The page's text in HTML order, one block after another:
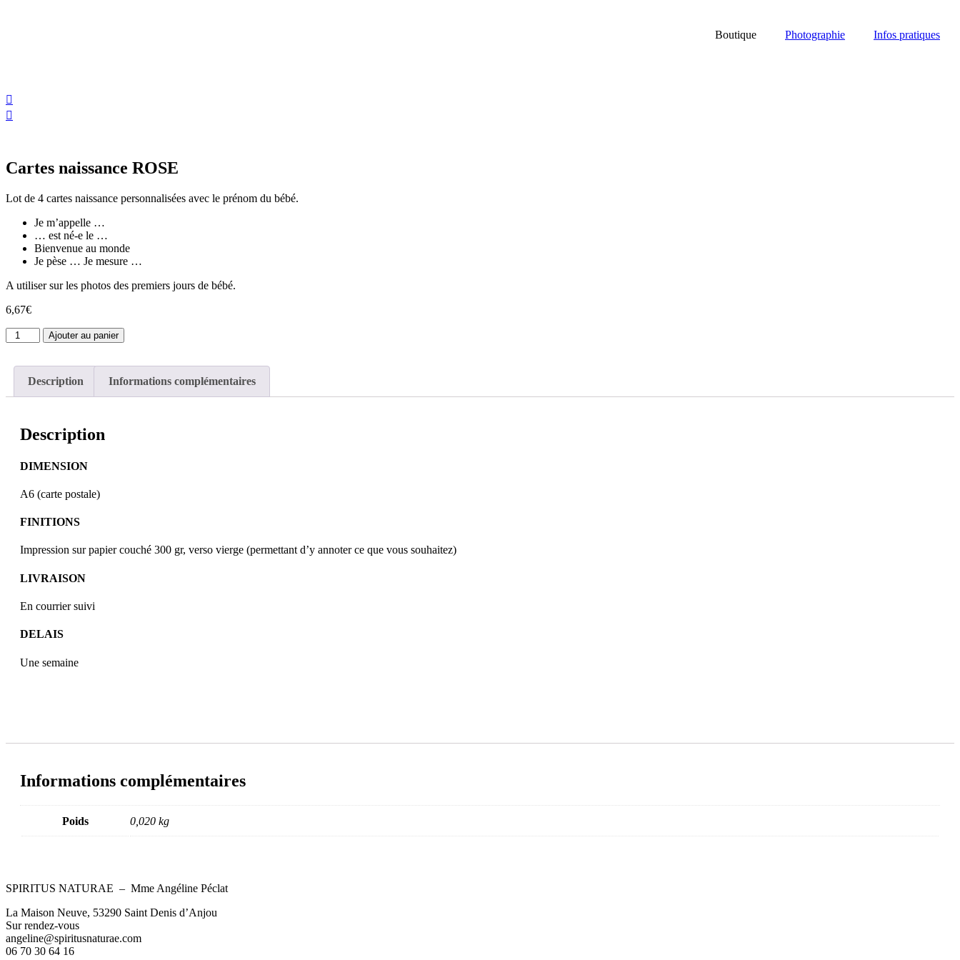
Boutique Photographie Infos pratiques
Cartes naissance ROSE
Lot de 4 cartes naissance personnalisées avec le prénom du bébé.
Je m’appelle …
… est né-e le …
Bienvenue au monde
Je pèse … Je mesure …
A utiliser sur les photos des premiers jours de bébé.
6,67€
quantité
de
naissance
ROSE
Ajouter au panier
Description Informations complémentaires
Description
DIMENSION
A6 (carte postale)
FINITIONS
Impression sur papier couché 300 gr, verso vierge (permettant d’y annoter ce que vous souhaitez)
LIVRAISON
En courrier suivi
DELAIS
Une semaine
Informations complémentaires
Poids 0,020 kg
SPIRITUS NATURAE – Mme Angéline Péclat
La Maison Neuve, 53290 Saint Denis d’Anjou
Sur rendez-vous
angeline@spiritusnaturae.com
06 70 30 64 16